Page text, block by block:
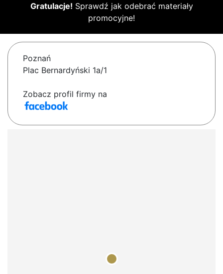
Gratulacje! Sprawdź jak odebrać materiały
promocyjne!
Poznań
Plac Bernardyński 1a/1
Zobacz profil firmy na